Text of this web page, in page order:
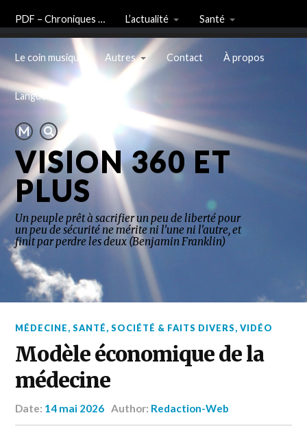
PDF – Chroniques … L’actualité Santé
Le coin musique Autres Contact À propos
Langue
VISION 360 ET
PLUS
Un peuple prêt à sacrifier un peu de liberté pour
un peu de sécurité ne mérite ni l'une ni l'autre, et
finit par perdre les deux (Benjamin Franklin)
MÉDECINE,SANTÉ,SOCIÉTÉ & FAITS DIVERS,VIDÉO
Modèle économique de la
médecine
Date: 14 mai 2026 Author: Redaction-Web